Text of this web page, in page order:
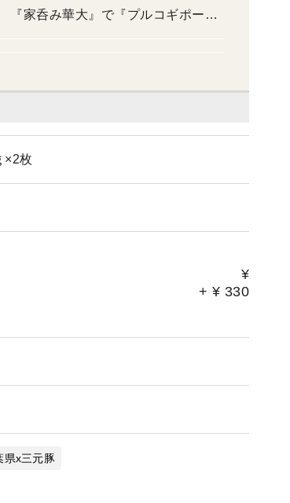
×2枚
¥
+ ¥ 330
県x三元豚
家呑み華大』で『プルコギポー
よじごじDays』で店舗『詰め放
』で紹介されました 2019年11月
月 テレビ東京 『L4YOU！』で紹
Jチャンネル』で紹介されました 20
した